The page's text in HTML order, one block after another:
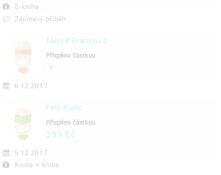
E-kniha
Zajímavý příběh.
Jana P Francová
6.12.2017
Přispěno částkou
Petr Kunc
5.12.2017
Kniha + kniha
Přispěno částkou
399 Kč